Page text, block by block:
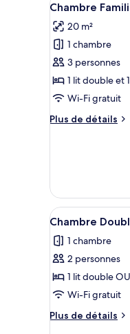
Chambre
Simple
toutes
les
photos
pour
ce
type
chambre :
6
Chambre
20 m²
1 chambre
3 personnes
1 lit double et
Wi-Fi gratuit
Plus de détails
Plus
de
chambre
Chambre
Afficher
toutes
les
photos
pour
ce
type
de
3
Chambre
1 chambre
2 personnes
1 lit double
Wi-Fi gratuit
Plus de détails
Plus